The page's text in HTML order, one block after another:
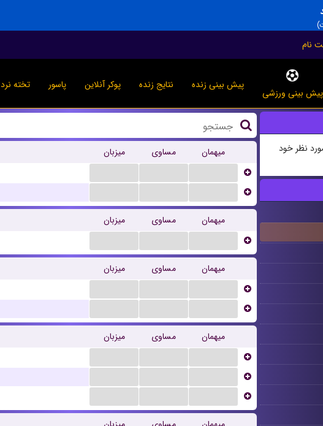
نام
پیش بینی ورزشی
پیش بینی زنده نتایج زنده پوکر آنلاین پاسور تخته نرد
نظر خود
میزبان مساوی
میهمان
میزبان مساوی
میهمان
میزبان مساوی
میهمان
میزبان مساوی
میهمان